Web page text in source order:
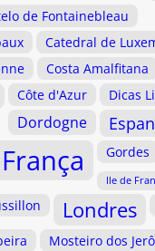
de Fontainebleau
Catedral de
Costa Amalfitana
Côte d'Azur Dicas
Dordogne
França Gordes
Ile de
Londres
Mosteiro dos